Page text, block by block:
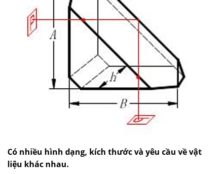
Có nhiều hình dạng, kích thước và yêu cầu về vật
liệu khác nhau.